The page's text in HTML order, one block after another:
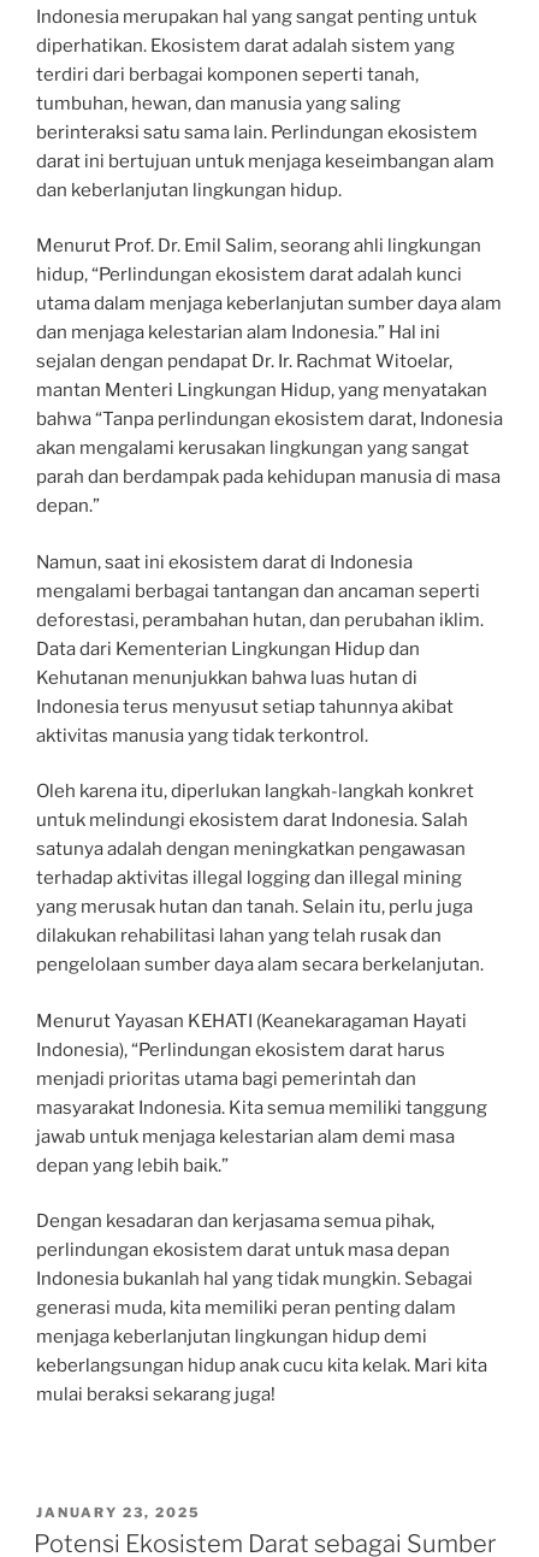
Indonesia merupakan hal yang sangat penting untuk
diperhatikan. Ekosistem darat adalah sistem yang
terdiri dari berbagai komponen seperti tanah,
tumbuhan, hewan, dan manusia yang saling
berinteraksi satu sama lain. Perlindungan ekosistem
darat ini bertujuan untuk menjaga keseimbangan alam
dan keberlanjutan lingkungan hidup.
Menurut Prof. Dr. Emil Salim, seorang ahli lingkungan
hidup, “Perlindungan ekosistem darat adalah kunci
utama dalam menjaga keberlanjutan sumber daya alam
dan menjaga kelestarian alam Indonesia.” Hal ini
sejalan dengan pendapat Dr. Ir. Rachmat Witoelar,
mantan Menteri Lingkungan Hidup, yang menyatakan
bahwa “Tanpa perlindungan ekosistem darat, Indonesia
akan mengalami kerusakan lingkungan yang sangat
parah dan berdampak pada kehidupan manusia di masa
depan.”
Namun, saat ini ekosistem darat di Indonesia
mengalami berbagai tantangan dan ancaman seperti
deforestasi, perambahan hutan, dan perubahan iklim.
Data dari Kementerian Lingkungan Hidup dan
Kehutanan menunjukkan bahwa luas hutan di
Indonesia terus menyusut setiap tahunnya akibat
aktivitas manusia yang tidak terkontrol.
Oleh karena itu, diperlukan langkah-langkah konkret
untuk melindungi ekosistem darat Indonesia. Salah
satunya adalah dengan meningkatkan pengawasan
terhadap aktivitas illegal logging dan illegal mining
yang merusak hutan dan tanah. Selain itu, perlu juga
dilakukan rehabilitasi lahan yang telah rusak dan
pengelolaan sumber daya alam secara berkelanjutan.
Menurut Yayasan KEHATI (Keanekaragaman Hayati
Indonesia), “Perlindungan ekosistem darat harus
menjadi prioritas utama bagi pemerintah dan
masyarakat Indonesia. Kita semua memiliki tanggung
jawab untuk menjaga kelestarian alam demi masa
depan yang lebih baik.”
Dengan kesadaran dan kerjasama semua pihak,
perlindungan ekosistem darat untuk masa depan
Indonesia bukanlah hal yang tidak mungkin. Sebagai
generasi muda, kita memiliki peran penting dalam
menjaga keberlanjutan lingkungan hidup demi
keberlangsungan hidup anak cucu kita kelak. Mari kita
mulai beraksi sekarang juga!
POSTED
ON
JANUARY 23, 2025
Potensi Ekosistem Darat sebagai Sumber